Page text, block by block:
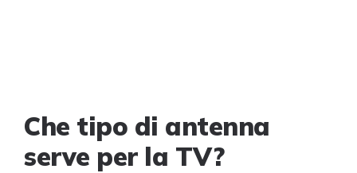
Che tipo di antenna
serve per la TV?